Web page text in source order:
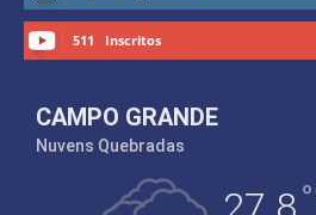
511 Inscritos
CAMPO GRANDE
Nuvens Quebradas
°